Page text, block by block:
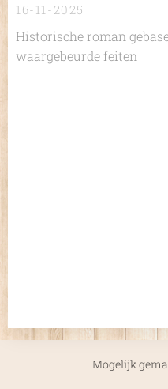
16-11-2025
Historische roman
waargebeurde feiten
Mogelijk